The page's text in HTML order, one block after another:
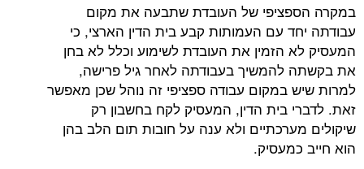
במקרה הספציפי של העובדת שתבעה את מקום
עבודתה יחד עם העמותות קבע בית הדין הארצי, כי
המעסיק לא הזמין את העובדת לשימוע וכלל לא בחן
את בקשתה להמשיך בעבודתה לאחר גיל פרישה,
למרות שיש במקום עבודה ספציפי זה נוהל שכן מאפשר
זאת. לדברי בית הדין, המעסיק לקח בחשבון רק
שיקולים מערכתיים ולא ענה על חובות תום הלב בהן
הוא חייב כמעסיק.